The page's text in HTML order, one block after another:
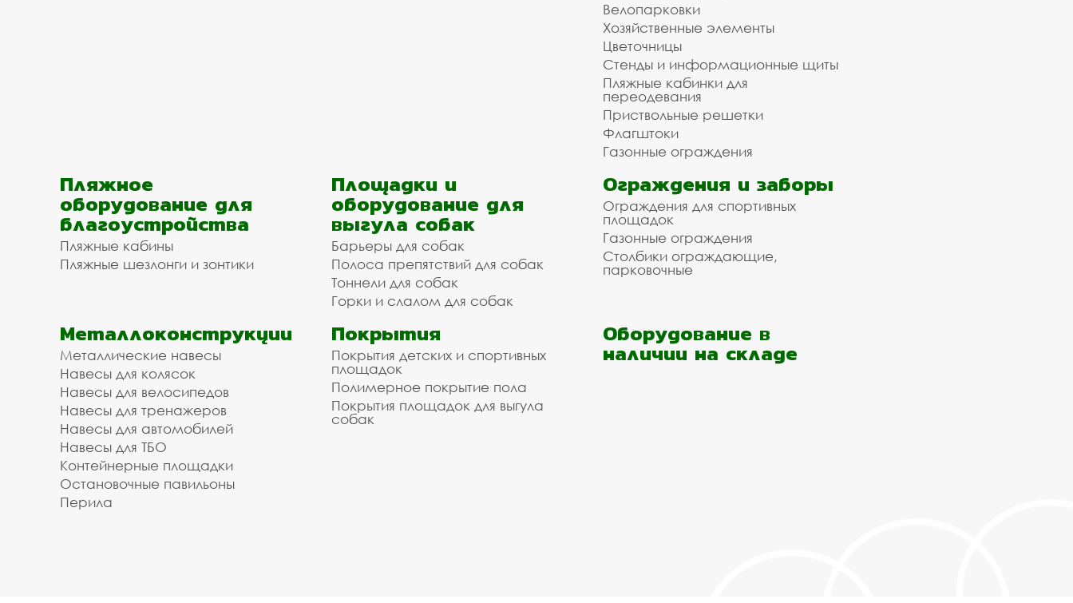
Велопарковки
Хозяйственные элементы
Цветочницы
Стенды и информационные щиты
Пляжные кабинки для
переодевания
Приствольные решетки
Флагштоки
Газонные ограждения
Пляжное
оборудование для
благоустройства
Пляжные кабины
Пляжные шезлонги и зонтики
Площадки и
оборудование для
выгула собак
Барьеры для собак
Полоса препятствий для собак
Тоннели для собак
Горки и слалом для собак
Ограждения и заборы
Ограждения для спортивных
площадок
Газонные ограждения
Столбики ограждающие,
парковочные
Металлоконструкции
Металлические навесы
Навесы для колясок
Навесы для велосипедов
Навесы для тренажеров
Навесы для автомобилей
Навесы для ТБО
Контейнерные площадки
Остановочные павильоны
Перила
Покрытия
Покрытия детских и спортивных
площадок
Полимерное покрытие пола
Покрытия площадок для выгула
собак
Оборудование в
наличии на складе